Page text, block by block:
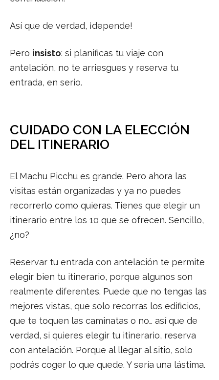
Así que de verdad, ¡depende!
Pero insisto: si planificas tu viaje con
antelación, no te arriesgues y reserva tu
entrada, en serio.
CUIDADO CON LA ELECCIÓN
DEL ITINERARIO
El Machu Picchu es grande. Pero ahora las
visitas están organizadas y ya no puedes
recorrerlo como quieras. Tienes que elegir un
itinerario entre los 10 que se ofrecen. Sencillo,
¿no?
Reservar tu entrada con antelación te permite
elegir bien tu itinerario, porque algunos son
realmente diferentes. Puede que no tengas las
mejores vistas, que solo recorras los edificios,
que te toquen las caminatas o no… así que de
verdad, si quieres elegir tu itinerario, reserva
con antelación. Porque al llegar al sitio, solo
podrás coger lo que quede. Y sería una lástima.